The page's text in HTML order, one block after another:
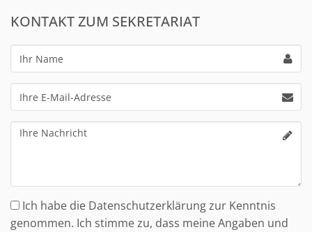
KONTAKT ZUM SEKRETARIAT
Ihr
Name
Ihre
E-
Mail-
Ihre
Ich habe die Datenschutzerklärung zur Kenntnis
genommen. Ich stimme zu, dass meine Angaben und